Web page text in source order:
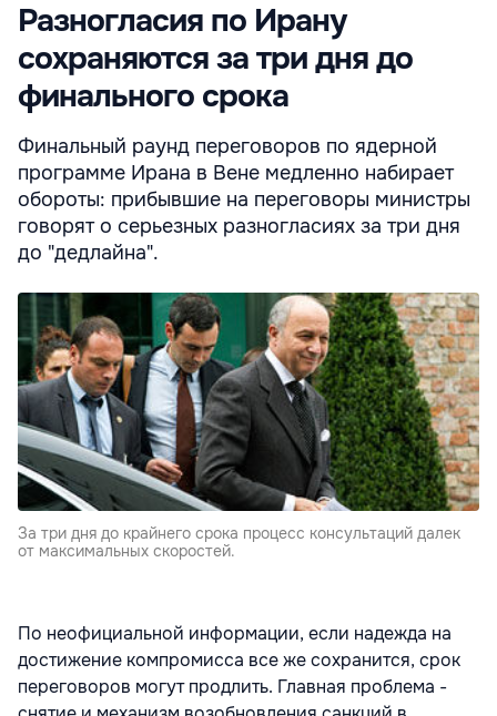
Разногласия по Ирану
сохраняются за три дня до
финального срока
Финальный раунд переговоров по ядерной
программе Ирана в Вене медленно набирает
обороты: прибывшие на переговоры министры
говорят о серьезных разногласиях за три дня
до "дедлайна".
За три дня до крайнего срока процесс консультаций далек
от максимальных скоростей.
По неофициальной информации, если надежда на
достижение компромисса все же сохранится, срок
переговоров могут продлить. Главная проблема -